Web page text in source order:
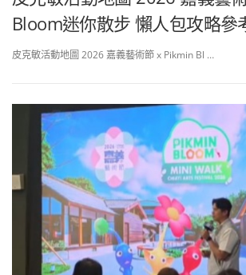
Bloom迷你散步 懶人包攻略參
皮克敏活動地圖 2026 嘉義藝術節 x Pikmin Bl …